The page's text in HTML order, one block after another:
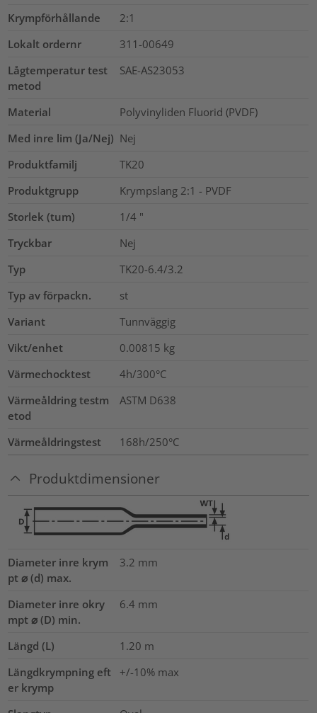
Krympförhållande
2:1
Lokalt ordernr
311-00649
Lågtemperatur test
metod
SAE-AS23053
Material
Polyvinyliden Fluorid (PVDF)
Med inre lim (Ja/Nej) Nej
Produktfamilj
TK20
Produktgrupp
Krympslang 2:1 - PVDF
Storlek (tum)
1/4 "
Tryckbar
Nej
Typ
TK20-6.4/3.2
Typ av förpackn.
st
Variant
Tunnväggig
Vikt/enhet
0.00815 kg
Värmechocktest
4h/300°C
Värmeåldring testm
etod
ASTM D638
Värmeåldringstest 168h/250°C
Produktdimensioner
Diameter inre krym
pt ⌀ (d) max.
3.2 mm
Diameter inre okry
mpt ⌀ (D) min.
6.4 mm
Längd (L) 1.20 m
Längdkrympning eft
er krymp
+/-10% max